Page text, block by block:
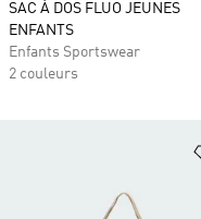
SAC À DOS FLUO JEUNES
ENFANTS
Enfants Sportswear
2 couleurs